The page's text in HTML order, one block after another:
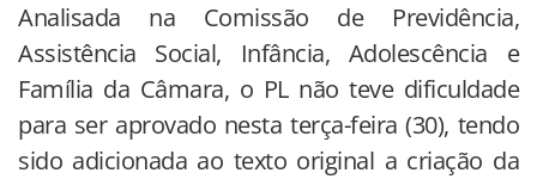
Analisada na Comissão de Previdência,
Assistência Social, Infância, Adolescência e
Família da Câmara, o PL não teve dificuldade
para ser aprovado nesta terça-feira (30), tendo
sido adicionada ao texto original a criação da